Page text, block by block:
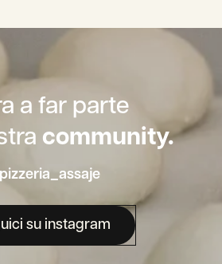
a far parte
community.
su instagram